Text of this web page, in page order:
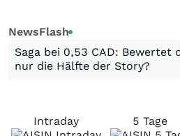
NewsFlash
Saga bei 0,53 CAD: Bewertet
nur die Hälfte der Story?
Intraday 5 Tage